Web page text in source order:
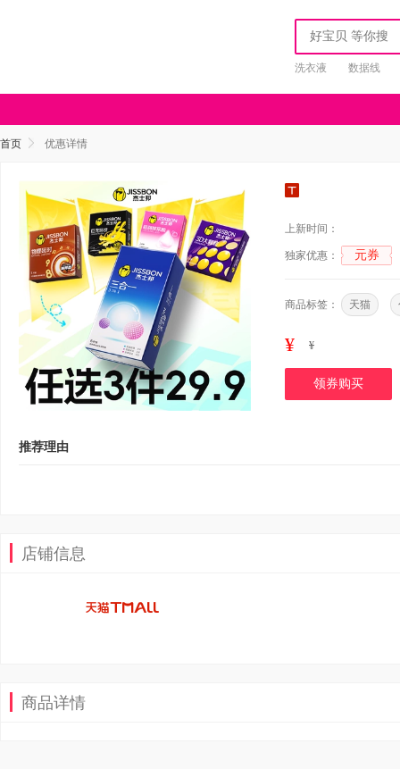
洗衣液 数据线
首页 优惠详情
上新时间：
独家优惠： 元券
商品标签： 天猫
¥ ¥
领券购买
推荐理由
店铺信息
商品详情